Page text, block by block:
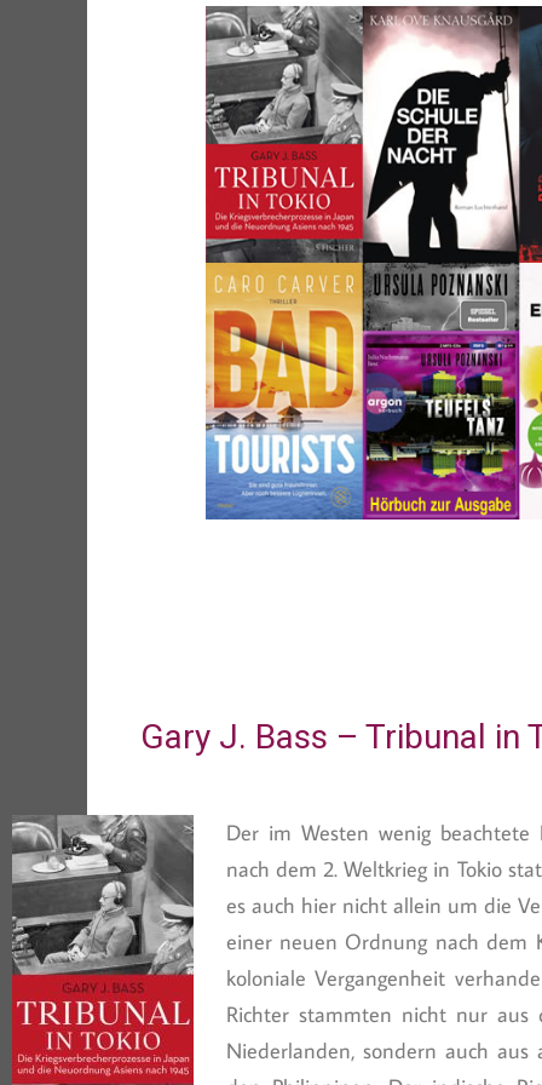
Gary J. Bass – Tribunal in
Der im Westen wenig
nach dem 2. Weltkrieg in Tokio
es auch hier nicht allein um die
einer neuen Ordnung nach dem
koloniale Vergangenheit
Richter stammten nicht nur aus
Niederlanden, sondern auch aus